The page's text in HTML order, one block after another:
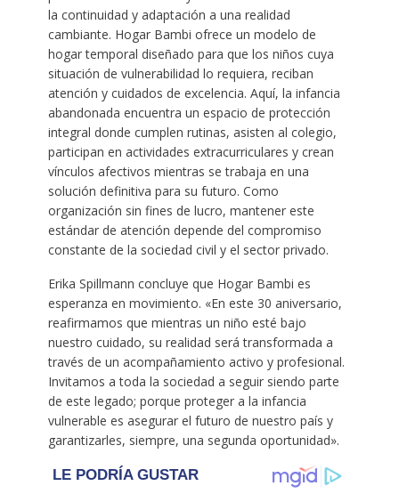
la continuidad y adaptación a una realidad
cambiante. Hogar Bambi ofrece un modelo de
hogar temporal diseñado para que los niños cuya
situación de vulnerabilidad lo requiera, reciban
atención y cuidados de excelencia. Aquí, la infancia
abandonada encuentra un espacio de protección
integral donde cumplen rutinas, asisten al colegio,
participan en actividades extracurriculares y crean
vínculos afectivos mientras se trabaja en una
solución definitiva para su futuro. Como
organización sin fines de lucro, mantener este
estándar de atención depende del compromiso
constante de la sociedad civil y el sector privado.
Erika Spillmann concluye que Hogar Bambi es
esperanza en movimiento. «En este 30 aniversario,
reafirmamos que mientras un niño esté bajo
nuestro cuidado, su realidad será transformada a
través de un acompañamiento activo y profesional.
Invitamos a toda la sociedad a seguir siendo parte
de este legado; porque proteger a la infancia
vulnerable es asegurar el futuro de nuestro país y
garantizarles, siempre, una segunda oportunidad».